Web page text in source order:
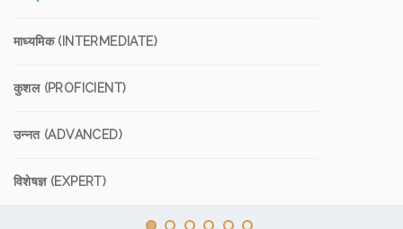
माध्यमिक (INTERMEDIATE)
कुशल (PROFICIENT)
उन्नत (ADVANCED)
विशेषज्ञ (EXPERT)